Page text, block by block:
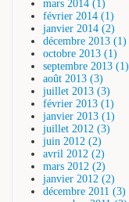
mars 2014 (1)
février 2014 (1)
janvier 2014 (2)
décembre 2013 (1)
octobre 2013 (1)
septembre 2013 (1)
août 2013 (3)
juillet 2013 (3)
février 2013 (1)
janvier 2013 (1)
juillet 2012 (3)
juin 2012 (2)
avril 2012 (2)
mars 2012 (2)
janvier 2012 (2)
décembre 2011 (3)